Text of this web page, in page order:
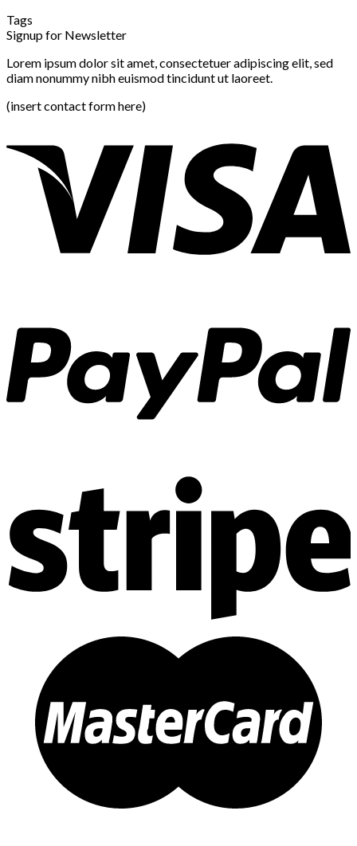
Tags
Signup for Newsletter
Lorem ipsum dolor sit amet, consectetuer adipiscing elit, sed
diam nonummy nibh euismod tincidunt ut laoreet.
(insert contact form here)